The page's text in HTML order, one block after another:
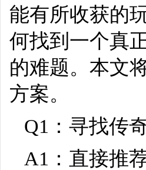
能有所收获的
何找到一个真
的难题。本文
方案。
Q1：寻找传
A1：直接推